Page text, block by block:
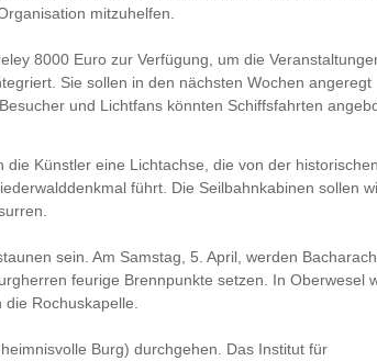
mitzuhelfen.
8000 Euro zur Verfügung, um die
Sie sollen in den nächsten Wochen angeregt
und Lichtfans könnten Schiffsfahrten
Künstler eine Lichtachse, die von der historischen
führt. Die Seilbahnkabinen sollen
sein. Am Samstag, 5. April, werden
feurige Brennpunkte setzen. In Oberwesel
Rochuskapelle.
Burg) durchgehen. Das Institut für